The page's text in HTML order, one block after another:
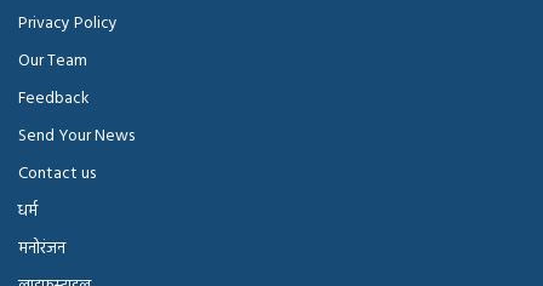
Privacy Policy
Our Team
Feedback
Send Your News
Contact us
धर्म
मनोरंजन